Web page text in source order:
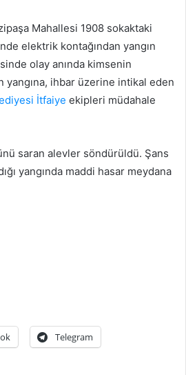
Mahallesi 1908 sokaktaki
elektrik kontağından yangın
olay anında kimsenin
yangına, ihbar üzerine intikal eden
İtfaiye ekipleri müdahale
saran alevler söndürüldü. Şans
yangında maddi hasar meydana
Telegram